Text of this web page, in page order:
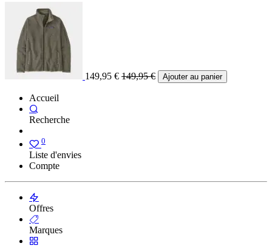
149,95 € 149,95€ Ajouter au panier
Accueil
Recherche
0
Liste d'envies
Compte
Offres
Marques